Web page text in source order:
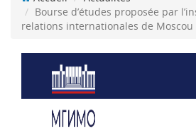
Bourse d’études proposée par
relations internationales de Moscou